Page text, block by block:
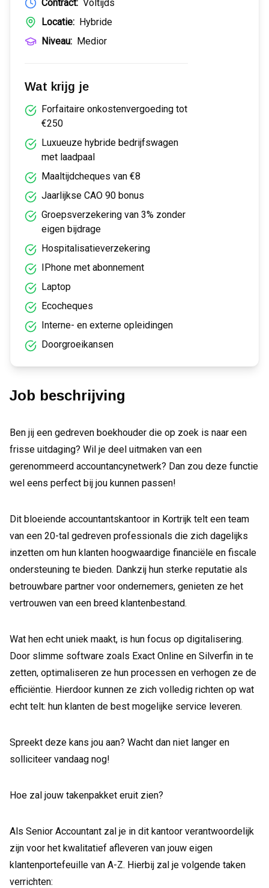
Contract: Voltijds
Locatie: Hybride
Niveau: Medior
Wat krijg je
Forfaitaire onkostenvergoeding tot
€250
Luxueuze hybride bedrijfswagen
met laadpaal
Maaltijdcheques van €8
Jaarlijkse CAO 90 bonus
Groepsverzekering van 3% zonder
eigen bijdrage
Hospitalisatieverzekering
IPhone met abonnement
Laptop
Ecocheques
Interne- en externe opleidingen
Doorgroeikansen
Job beschrijving
Ben jij een gedreven boekhouder die op zoek is naar een
frisse uitdaging? Wil je deel uitmaken van een
gerenommeerd accountancynetwerk? Dan zou deze functie
wel eens perfect bij jou kunnen passen!
Dit bloeiende accountantskantoor in Kortrijk telt een team
van een 20-tal gedreven professionals die zich dagelijks
inzetten om hun klanten hoogwaardige financiële en fiscale
ondersteuning te bieden. Dankzij hun sterke reputatie als
betrouwbare partner voor ondernemers, genieten ze het
vertrouwen van een breed klantenbestand.
Wat hen echt uniek maakt, is hun focus op digitalisering.
Door slimme software zoals Exact Online en Silverfin in te
zetten, optimaliseren ze hun processen en verhogen ze de
efficiëntie. Hierdoor kunnen ze zich volledig richten op wat
echt telt: hun klanten de best mogelijke service leveren.
Spreekt deze kans jou aan? Wacht dan niet langer en
solliciteer vandaag nog!
Hoe zal jouw takenpakket eruit zien?
Als Senior Accountant zal je in dit kantoor verantwoordelijk
zijn voor het kwalitatief afleveren van jouw eigen
klantenportefeuille van A-Z. Hierbij zal je volgende taken
verrichten: